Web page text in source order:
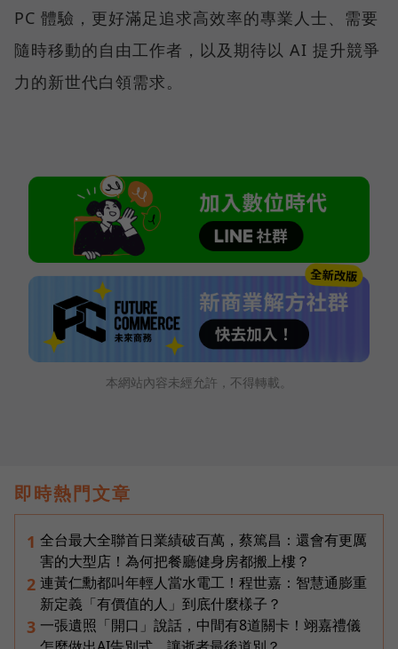
PC 體驗，更好滿足追求高效率的專業人士、需要
隨時移動的自由工作者，以及期待以 AI 提升競爭
力的新世代白領需求。
本網站內容未經允許，不得轉載。
即時熱門文章
1 全台最大全聯首日業績破百萬，蔡篤昌：還會有更厲
害的大型店！為何把餐廳健身房都搬上樓？
2 連黃仁勳都叫年輕人當水電工！程世嘉：智慧通膨重
新定義「有價值的人」到底什麼樣子？
3 一張遺照「開口」說話，中間有8道關卡！翊嘉禮儀